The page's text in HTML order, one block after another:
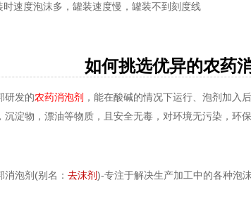
度泡沫多，罐装速度慢，罐装不到刻度线
如何挑选优异的农药消
发的农药消泡剂 ，能在酸碱的情况下运行、泡剂加入
沉淀物，漂油等物质，且安全无毒，对环境无污染，环保
泡剂(别名： 去沫剂)-专注于解决生产加工中的各种泡